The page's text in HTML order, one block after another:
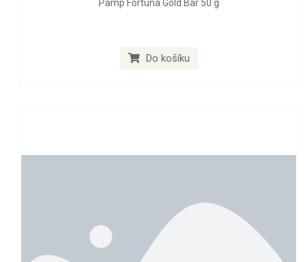
Pamp Fortuna Gold Bar 50 g
Do košíku